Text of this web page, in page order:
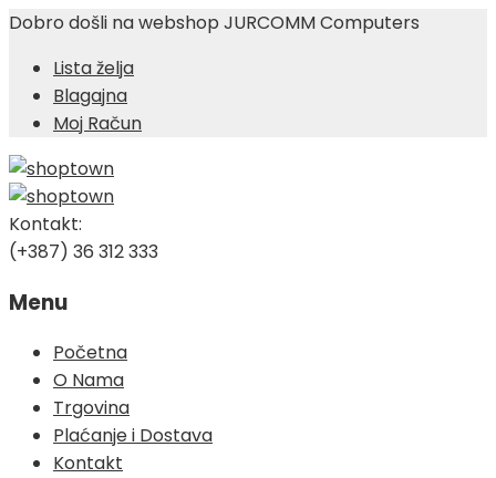
Dobro došli na webshop JURCOMM Computers
Lista želja
Blagajna
Moj Račun
Kontakt:
(+387) 36 312 333
Menu
Skip
content
Početna
O Nama
Trgovina
Plaćanje i Dostava
Kontakt